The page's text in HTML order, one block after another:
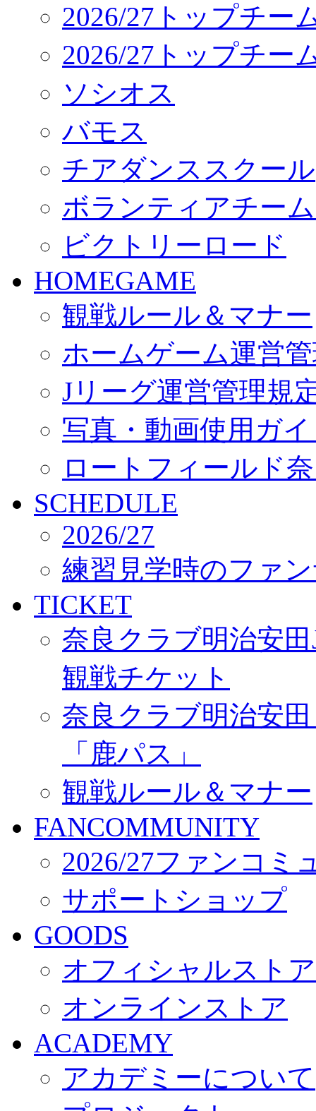
2026/27トップチー
2026/27トップチー
ソシオス
バモス
チアダンススクール
ボランティアチー
ビクトリーロード
HOMEGAME
観戦ルール＆マナー
ホームゲーム運営
Jリーグ運営管理規
写真・動画使用ガ
ロートフィールド
SCHEDULE
2026/27
練習見学時のファ
TICKET
奈良クラブ明治安
観戦チケット
奈良クラブ明治安
「鹿パス」
観戦ルール＆マナー
FANCOMMUNITY
2026/27ファンコミ
サポートショップ
GOODS
オフィシャルスト
オンラインストア
ACADEMY
アカデミーについて